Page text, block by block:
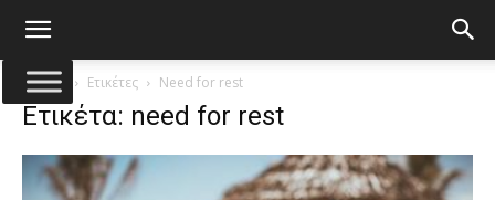
Αρχική Ετικέτες Need for rest
Ετικέτα: need for rest